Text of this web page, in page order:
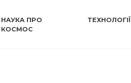
НАУКА ПРО
КОСМОС
ТЕХНОЛОГІЇ